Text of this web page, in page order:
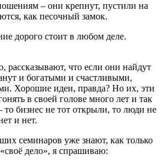
– они крепнут, пустили на
как песочный замок.
дорого стоит в любом деле.
рассказывают, что если они найдут
и богатыми и счастливыми,
Хорошие идеи, правда? Но их, эти
в своей голове много лет и так
бизнес не тот открыли, то люди не
и нет.
семинаров уже знают, как только
дело», я спрашиваю: